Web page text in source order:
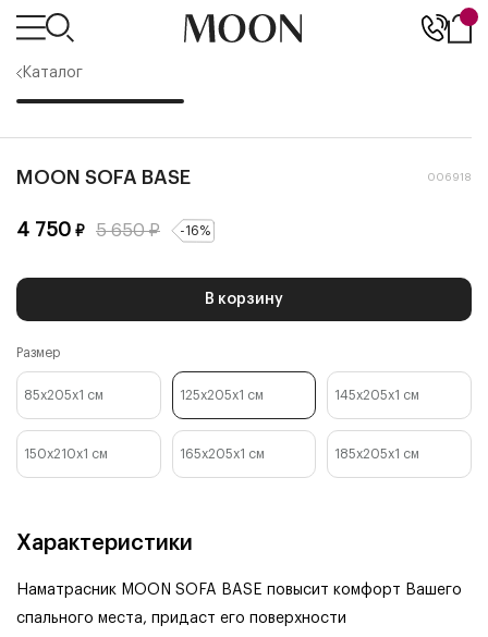
Каталог
MOON SOFA BASE 006918
4 750 ₽ 5 650₽ -16%
В корзину
Размер
85x205x1 см 125x205x1 см 145x205x1 см
150x210x1 см 165x205x1 см 185x205x1 см
Характеристики
Наматрасник MOON SOFA BASE повысит комфорт Вашего
спального места, придаст его поверхности